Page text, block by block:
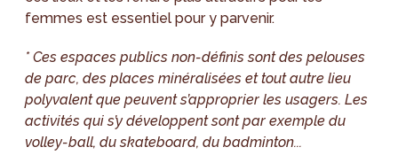
femmes est essentiel pour y parvenir.
* Ces espaces publics non-définis sont des pelouses
de parc, des places minéralisées et tout autre lieu
polyvalent que peuvent s’approprier les usagers. Les
activités qui s’y développent sont par exemple du
volley-ball, du skateboard, du badminton...